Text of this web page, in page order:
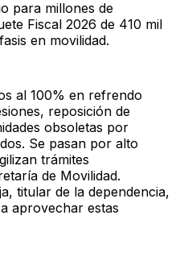
para millones de
Fiscal 2026 de 410 mil
en movilidad.​
al 100% en refrendo
reposición de
obsoletas por
Se pasan por alto
trámites
de Movilidad.
titular de la dependencia,
aprovechar estas